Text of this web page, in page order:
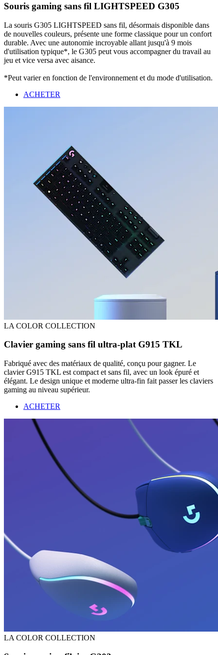
Souris gaming sans fil LIGHTSPEED G305
La souris G305 LIGHTSPEED sans fil, désormais disponible dans
de nouvelles couleurs, présente une forme classique pour un confort
durable. Avec une autonomie incroyable allant jusqu'à 9 mois
d'utilisation typique*, le G305 peut vous accompagner du travail au
jeu et vice versa avec aisance.
*Peut varier en fonction de l'environnement et du mode d'utilisation.
ACHETER
LA COLOR COLLECTION
Clavier gaming sans fil ultra-plat G915 TKL
Fabriqué avec des matériaux de qualité, conçu pour gagner. Le
clavier G915 TKL est compact et sans fil, avec un look épuré et
élégant. Le design unique et moderne ultra-fin fait passer les claviers
gaming au niveau supérieur.
ACHETER
LA COLOR COLLECTION